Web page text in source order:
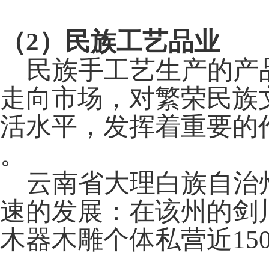
（2）民族工艺品业
民族手工艺生产的产
走向市场，对繁荣民
活水平，发挥着重要的
。
云南省大理白族自治
速的发展：在该州的
木器木雕个体私营近